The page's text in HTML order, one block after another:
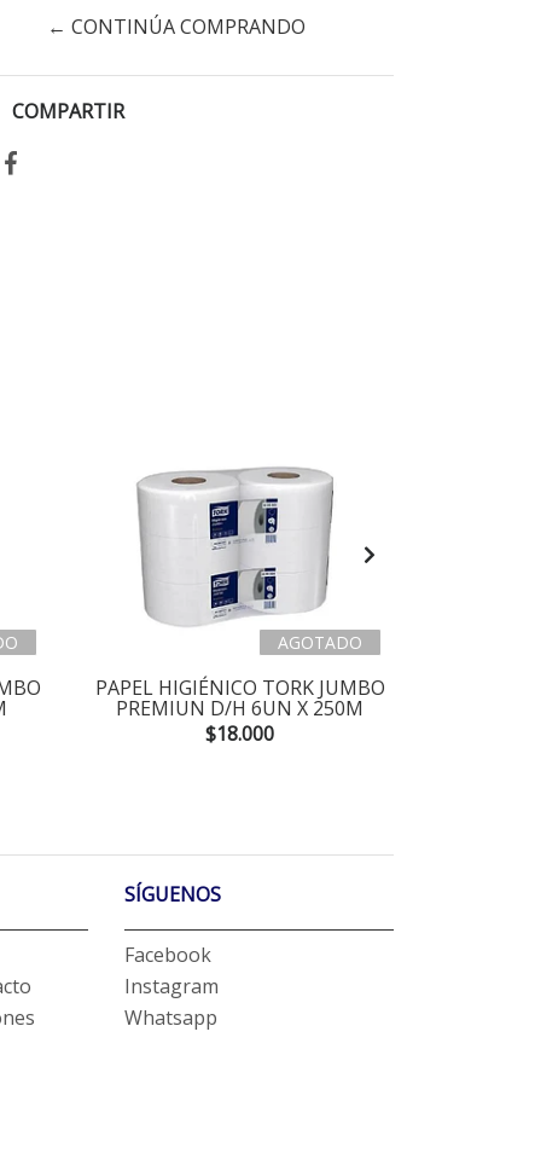
← CONTINÚA COMPRANDO
COMPARTIR
AGOTADO
PAPEL HIGIÉNICO TORK JUMBO
PREMIUN D/H 6UN X 250M
$18.000
SÍGUENOS
Facebook
Instagram
Whatsapp